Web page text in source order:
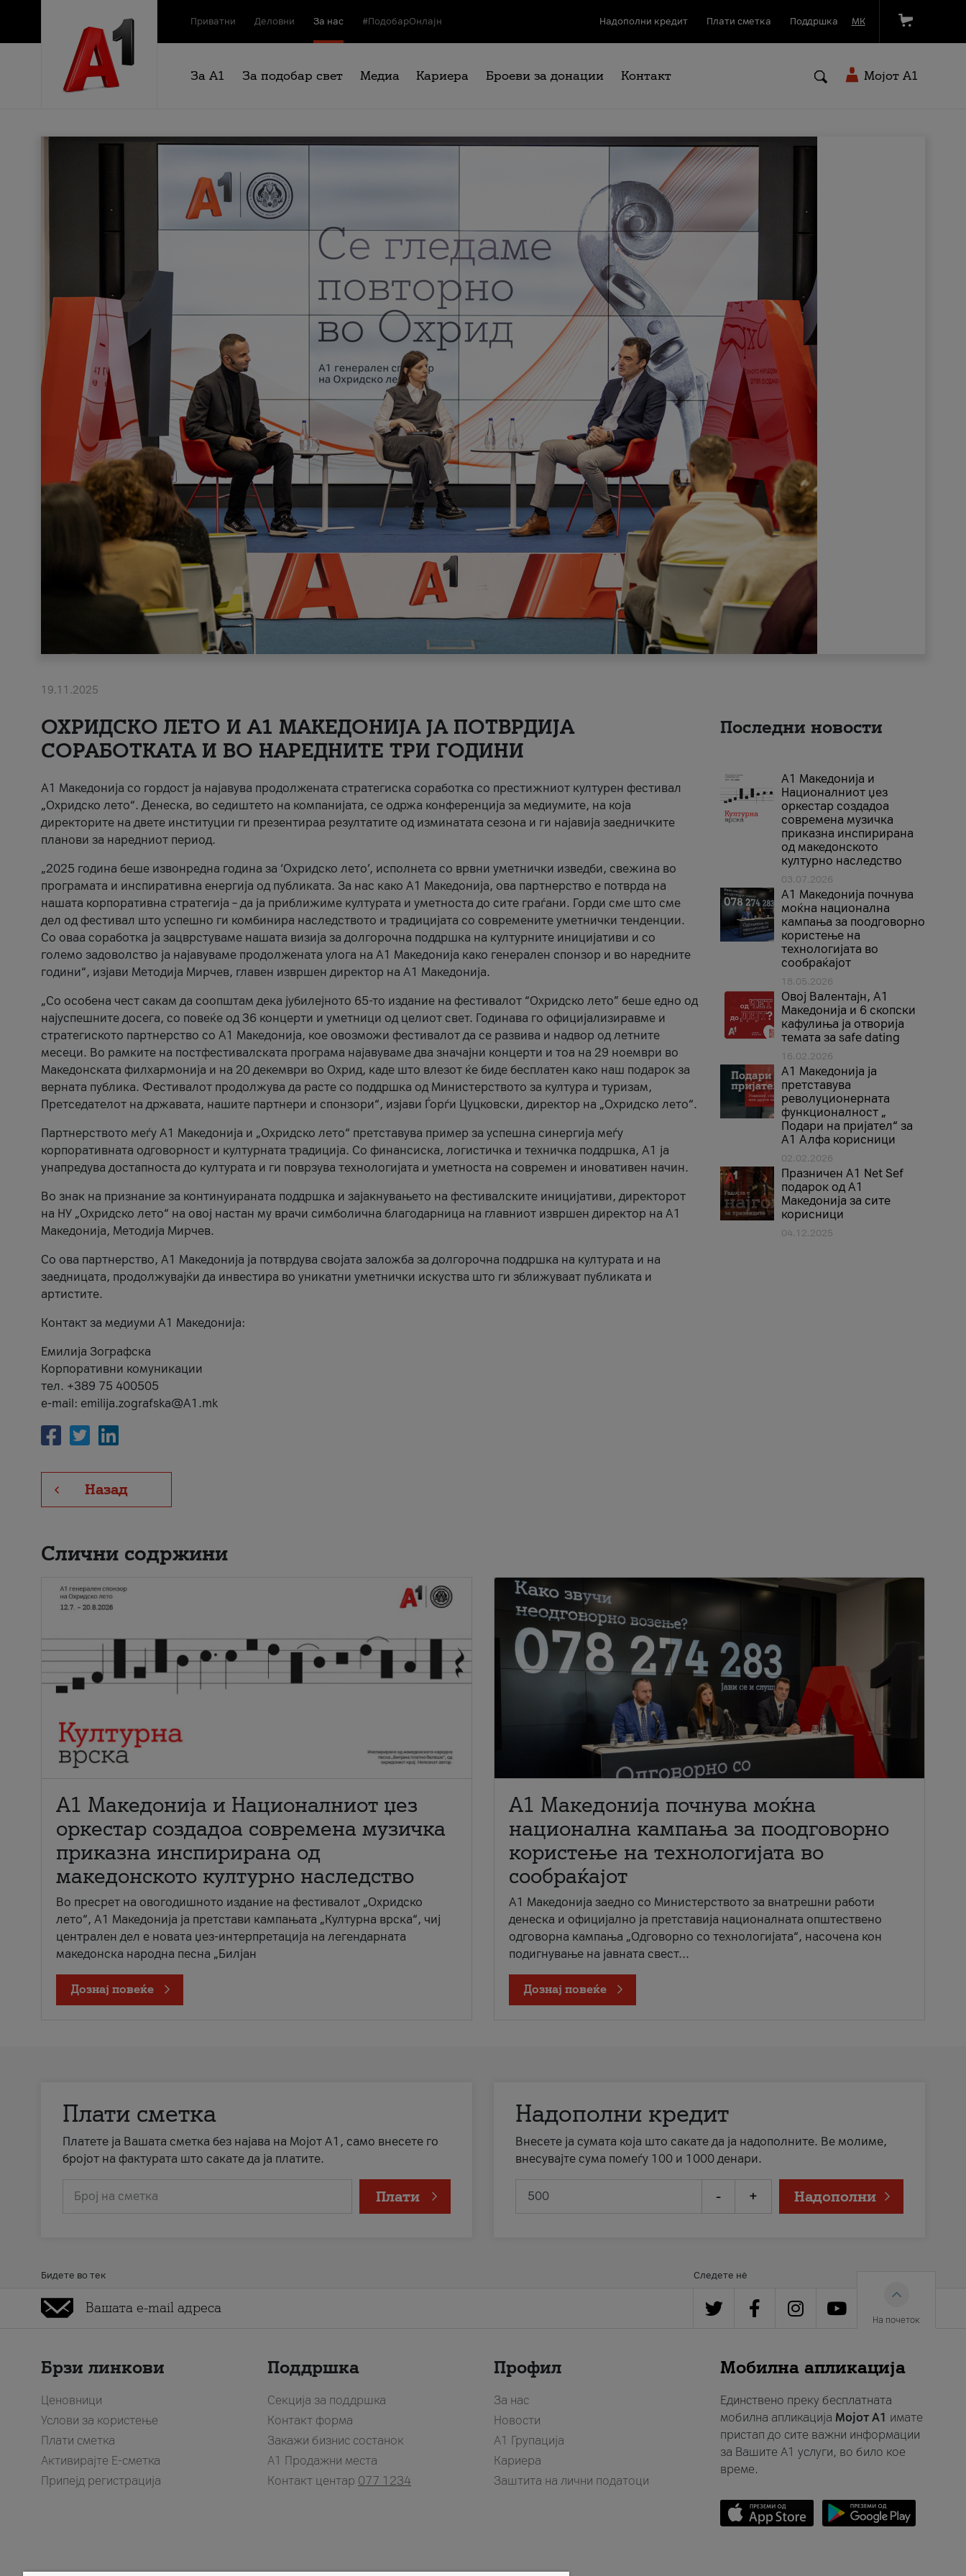
Приватни Деловни За нас #ПодобарОнлајн Надополни кредит Плати сметка Поддршка МК
За А1 За подобар свет Медиа Кариера Броеви за донации Контакт Мојот A1
19.11.2025
ОХРИДСКО ЛЕТО И A1 МАКЕДОНИЈА ЈА ПОТВРДИЈА
СОРАБОТКАТА И ВО НАРЕДНИТЕ ТРИ ГОДИНИ
A1 Македонија со гордост ја најавува продолжената стратегиска соработка со престижниот културен фестивал
„Охридско лето“. Денеска, во седиштето на компанијата, се одржа конференција за медиумите, на која
директорите на двете институции ги презентираа резултатите од изминатата сезона и ги најавија заедничките
планови за наредниот период.
„2025 година беше извонредна година за ‘Охридско лето’, исполнета со врвни уметнички изведби, свежина во
програмата и инспиративна енергија од публиката. За нас како A1 Македонија, ова партнерство е потврда на
нашата корпоративна стратегија – да ја приближиме културата и уметноста до сите граѓани. Горди сме што сме
дел од фестивал што успешно ги комбинира наследството и традицијата со современите уметнички тенденции.
Со оваа соработка ја зацврстуваме нашата визија за долгорочна поддршка на културните иницијативи и со
големо задоволство ја најавуваме продолжената улога на A1 Македонија како генерален спонзор и во наредните
години“, изјави Методија Мирчев, главен извршен директор на A1 Македонија.
„Со особена чест сакам да соопштам дека јубилејното 65-то издание на фестивалот “Охридско лето” беше едно од
најуспешните досега, со повеќе од 36 концерти и уметници од целиот свет. Годинава го официјализиравме и
стратегиското партнерство со А1 Македонија, кое овозможи фестивалот да се развива и надвор од летните
месеци. Во рамките на постфестивалската програма најавуваме два значајни концерти и тоа на 29 ноември во
Македонската филхармонија и на 20 декември во Охрид, каде што влезот ќе биде бесплатен како наш подарок за
верната публика. Фестивалот продолжува да расте со поддршка од Министерството за култура и туризам,
Претседателот на државата, нашите партнери и спонзори“, изјави Ѓорѓи Цуцковски, директор на „Охридско лето“.
Партнерството меѓу A1 Македонија и „Охридско лето“ претставува пример за успешна синергија меѓу
корпоративната одговорност и културната традиција. Со финансиска, логистичка и техничка поддршка, A1 ја
унапредува достапноста до културата и ги поврзува технологијата и уметноста на современ и иновативен начин.
Во знак на признание за континуираната поддршка и зајакнувањето на фестивалските иницијативи, директорот
на НУ „Охридско лето“ на овој настан му врачи симболична благодарница на главниот извршен директор на A1
Македонија, Методија Мирчев.
Со ова партнерство, A1 Македонија ја потврдува својата заложба за долгорочна поддршка на културата и на
заедницата, продолжувајќи да инвестира во уникатни уметнички искуства што ги зближуваат публиката и
артистите.
Контакт за медиуми А1 Македонија:
Емилија Зографска
Корпоративни комуникации
тел. +389 75 400505
e-mail: emilija.zografska@A1.mk
Назад
Последни новости
А1 Македонија и
Националниот џез
оркестар создадоа
современа музичка
приказна инспирирана
од македонското
културно наследство
03.07.2026
A1 Македонија почнува
моќна национална
кампања за поодговорно
користење на
технологијата во
сообраќајот
18.05.2026
Овој Валентајн, A1
Македонија и 6 скопски
кафулиња ја отворија
темата за safe dating
16.02.2026
А1 Македонија ја
претставува
револуционерната
функционалност „
Подари на пријател“ за
А1 Алфа корисници
02.02.2026
Празничен A1 Net Sеf
подарок од А1
Македонија за сите
корисници
04.12.2025
Слични содржини
А1 Македонија и Националниот џез
оркестар создадоа современа музичка
приказна инспирирана од
македонското културно наследство
Во пресрет на овогодишното издание на фестивалот „Охридско
лето“, А1 Македонија ја претстави кампањата „Културна врска“, чиј
централен дел е новата џез-интерпретација на легендарната
македонска народна песна „Билјан
Дознај повеќе
A1 Македонија почнува моќна
национална кампања за поодговорно
користење на технологијата во
сообраќајот
A1 Македонија заедно со Министерството за внатрешни работи
денеска и официјално ја претставија националната општествено
одговорна кампања „Одговорно со технологијата“, насочена кон
подигнување на јавната свест...
Дознај повеќе
Плати сметка
Платете ја Вашата сметка без најава на Мојот А1, само внесете го
бројот на фактурата што сакате да ја платите.
Број на сметка Плати
Надополни кредит
Внесете ја сумата која што сакате да ја надополните. Ве молиме,
внесувајте сума помеѓу 100 и 1000 денари.
- + Надополни
Бидете во тек Следете нè
На почеток
Брзи линкови
Ценовници
Услови за користење
Плати сметка
Активирајте Е-сметка
Припејд регистрација
Поддршка
Секција за поддршка
Контакт форма
Закажи бизнис состанок
A1 Продажни места
Контакт центар 077 1234
Профил
За нас
Новости
А1 Групација
Кариера
Заштита на лични податоци
Мобилна апликација
Единствено преку бесплатната
мобилна апликација Мојот A1 имате
пристап до сите важни информации
за Вашите A1 услуги, во било кое
време.